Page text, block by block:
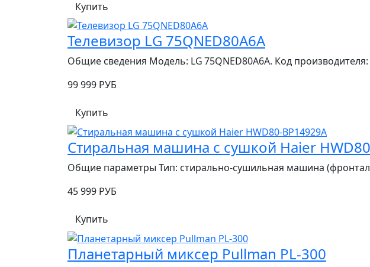
Купить
Телевизор LG 75QNED80A6A
Общие сведения Модель: LG 75QNED80A6A. Код производителя:
99 999 РУБ
Купить
Стиральная машина с сушкой Haier
Общие параметры Тип: стирально‑сушильная машина
45 999 РУБ
Купить
Планетарный миксер Pullman PL-300